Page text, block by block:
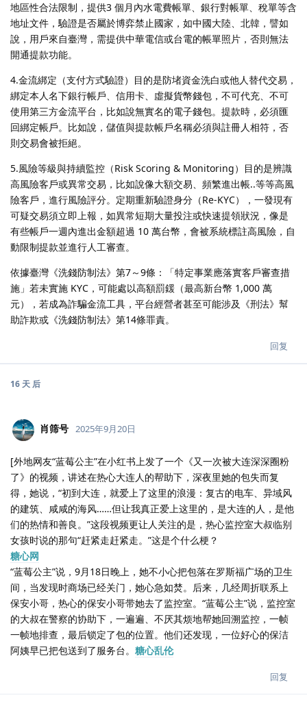
地區性合法限制，提供3 個月內水電費帳單、銀行對帳單、稅單等含
地址文件，驗證是否屬於博弈禁止國家，如中國大陸、北韓，譬如
說，用戶來自臺灣，需提供中華電信或台電的帳單照片，否則無法
開通提款功能。
4.金流綁定（支付方式驗證）目的是防堵資金洗白或他人替代交易，
綁定本人名下銀行帳戶、信用卡、虛擬貨幣錢包，不可代充、不可
使用第三方金流平台，比如說無實名的電子錢包。提款時，必須匯
回綁定帳戶。比如說，儲值與提款帳戶名稱必須與註冊人相符，否
則交易會被拒絕。
5.風險等級與持續監控（Risk Scoring & Monitoring）目的是辨識
高風險客戶或異常交易，比如說像大額交易、頻繁進出帳..等等高風
險客戶，進行風險評分。定期重新驗證身分（Re-KYC），一發現有
可疑交易須立即上報，如異常短期大量投注或快速提領狀況，像是
有些帳戶一週內進出金額超過 10 萬台幣，會被系統標註高風險，自
動限制提款並進行人工審查。
依據臺灣《洗錢防制法》第7～9條：「特定事業應落實客戶審查措
施」若未實施 KYC，可能處以高額罰鍰（最高新台幣 1,000 萬
元），若成為詐騙金流工具，平台經營者甚至可能涉及《刑法》幫
助詐欺或《洗錢防制法》第14條罪責。
回复
16 天 后
肖筛号 2025年9月20日
[外地网友“蓝莓公主”在小红书上发了一个《又一次被大连深深圈粉
了》的视频，讲述在热心大连人的帮助下，深夜里她的包失而复
得，她说，“初到大连，就爱上了这里的浪漫：复古的电车、异域风
的建筑、咸咸的海风……但让我真正爱上这里的，是大连的人，是他
们的热情和善良。”这段视频更让人关注的是，热心监控室大叔临别
女孩时说的那句“赶紧走赶紧走。”这是个什么梗？
糖心网
“蓝莓公主”说，9月18日晚上，她不小心把包落在罗斯福广场的卫生
间，当发现时商场已经关门，她心急如焚。后来，几经周折联系上
保安小哥，热心的保安小哥带她去了监控室。“蓝莓公主”说，监控室
的大叔在警察的协助下，一遍遍、不厌其烦地帮她回溯监控，一帧
一帧地排查，最后锁定了包的位置。他们还发现，一位好心的保洁
阿姨早已把包送到了服务台。 糖心乱伦
回复